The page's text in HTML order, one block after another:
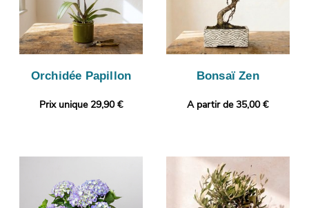
Orchidée Papillon
Prix unique 29,90 €
Bonsaï Zen
A partir de 35,00 €